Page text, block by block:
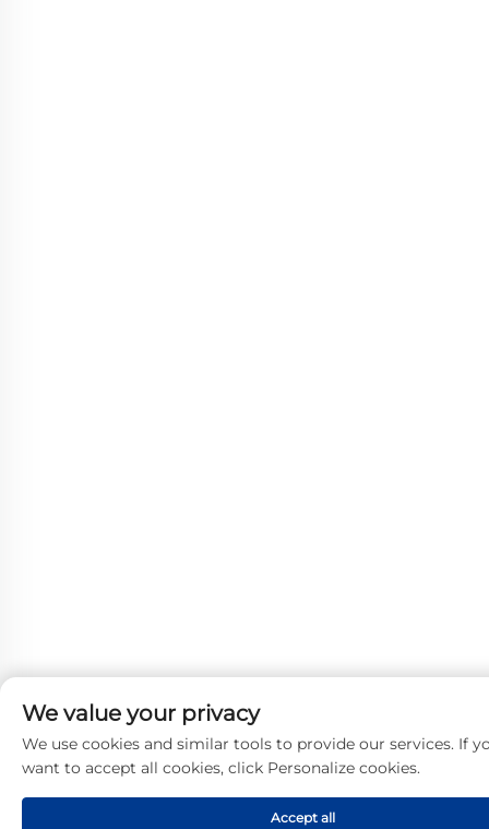
We value your privacy
We use cookies and similar tools to provide our services. If
want to accept all cookies, click Personalize cookies.
Accept all